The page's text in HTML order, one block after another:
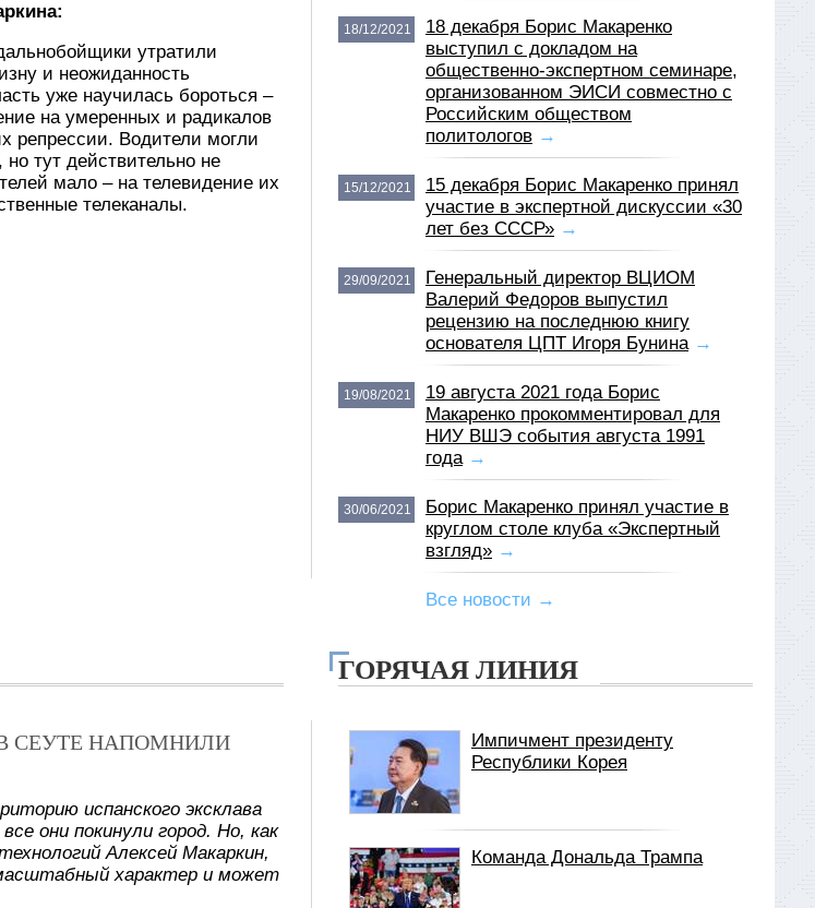
утратили
и неожиданность
уже научилась бороться –
на умеренных и радикалов
репрессии. Водители могли
тут действительно не
мало – на телевидение их
телеканалы.
18/12/2021
18 декабря Борис Макаренко
выступил с докладом на
общественно-экспертном семинаре,
организованном ЭИСИ совместно с
Российским обществом
политологов →
15/12/2021
15 декабря Борис Макаренко принял
участие в экспертной дискуссии «30
лет без СССР» →
29/09/2021
Генеральный директор ВЦИОМ
Валерий Федоров выпустил
рецензию на последнюю книгу
основателя ЦПТ Игоря Бунина →
19/08/2021
19 августа 2021 года Борис
Макаренко прокомментировал для
НИУ ВШЭ события августа 1991
года →
30/06/2021
Борис Макаренко принял участие в
круглом столе клуба «Экспертный
взгляд» →
Все новости →
В СЕУТЕ НАПОМНИЛИ
испанского эксклава
они покинули город. Но, как
Алексей Макаркин,
характер и может
ГОРЯЧАЯ ЛИНИЯ
Импичмент президенту
Республики Корея
Команда Дональда Трампа